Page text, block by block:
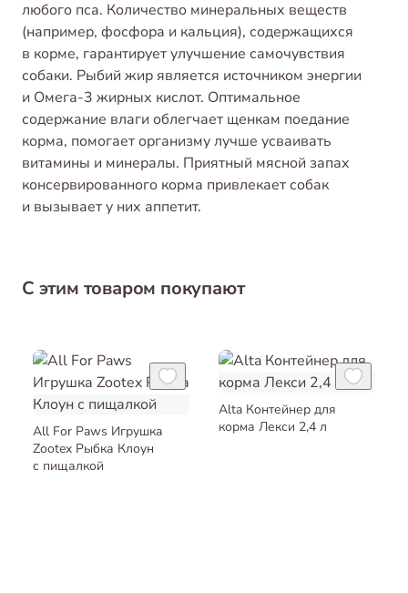
любого пса. Количество минеральных веществ
(например, фосфора и кальция), содержащихся
в корме, гарантирует улучшение самочувствия
собаки. Рыбий жир является источником энергии
и Омега-3 жирных кислот. Оптимальное
содержание влаги облегчает щенкам поедание
корма, помогает организму лучше усваивать
витамины и минералы. Приятный мясной запах
консервированного корма привлекает собак
и вызывает у них аппетит.
С этим товаром покупают
All For Paws Игрушка
Zootex Рыбка Клоун
с пищалкой
Alta Контейнер для
корма Лекси 2,4 л